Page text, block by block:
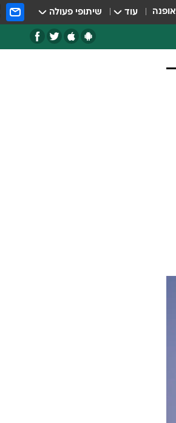
אופנה עוד שיתופי פעולה